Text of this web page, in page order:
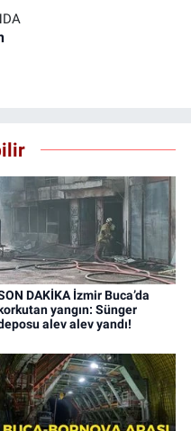
DAKİKA İzmir Buca’da
yangın: Sünger
alev alev yandı!